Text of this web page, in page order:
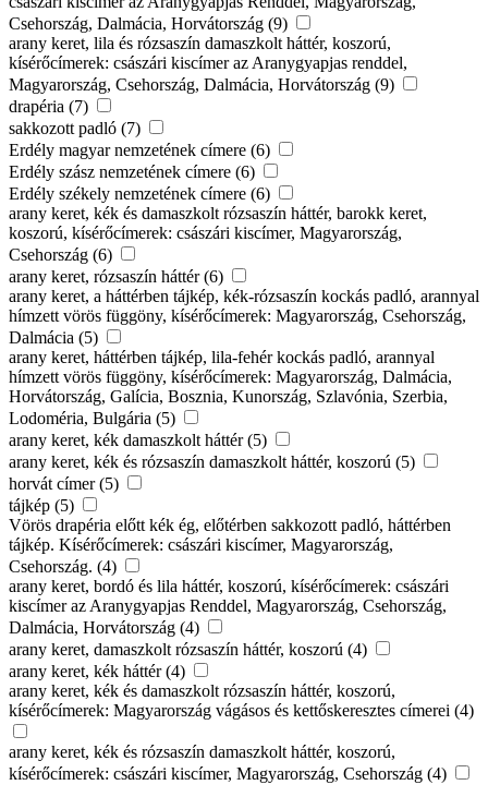
Csehország, Dalmácia, Horvátország (9)
arany keret, lila és rózsaszín damaszkolt háttér, koszorú,
kísérőcímerek: császári kiscímer az Aranygyapjas renddel,
Magyarország, Csehország, Dalmácia, Horvátország (9)
drapéria (7)
sakkozott padló (7)
Erdély magyar nemzetének címere (6)
Erdély szász nemzetének címere (6)
Erdély székely nemzetének címere (6)
arany keret, kék és damaszkolt rózsaszín háttér, barokk keret,
koszorú, kísérőcímerek: császári kiscímer, Magyarország,
Csehország (6)
arany keret, rózsaszín háttér (6)
arany keret, a háttérben tájkép, kék-rózsaszín kockás padló, arannyal
hímzett vörös függöny, kísérőcímerek: Magyarország, Csehország,
Dalmácia (5)
arany keret, háttérben tájkép, lila-fehér kockás padló, arannyal
hímzett vörös függöny, kísérőcímerek: Magyarország, Dalmácia,
Horvátország, Galícia, Bosznia, Kunország, Szlavónia, Szerbia,
Lodoméria, Bulgária (5)
arany keret, kék damaszkolt háttér (5)
arany keret, kék és rózsaszín damaszkolt háttér, koszorú (5)
horvát címer (5)
tájkép (5)
Vörös drapéria előtt kék ég, előtérben sakkozott padló, háttérben
tájkép. Kísérőcímerek: császári kiscímer, Magyarország,
Csehország. (4)
arany keret, bordó és lila háttér, koszorú, kísérőcímerek: császári
kiscímer az Aranygyapjas Renddel, Magyarország, Csehország,
Dalmácia, Horvátország (4)
arany keret, damaszkolt rózsaszín háttér, koszorú (4)
arany keret, kék háttér (4)
arany keret, kék és damaszkolt rózsaszín háttér, koszorú,
kísérőcímerek: Magyarország vágásos és kettőskeresztes címerei (4)
arany keret, kék és rózsaszín damaszkolt háttér, koszorú,
kísérőcímerek: császári kiscímer, Magyarország, Csehország (4)